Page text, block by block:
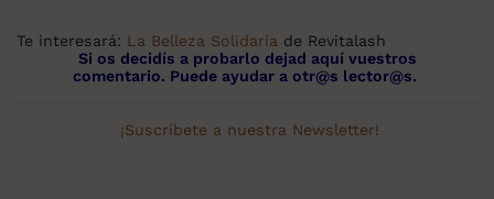
Te interesará: La Belleza Solidaria de Revitalash
Si os decidís a probarlo dejad aquí vuestros
comentario. Puede ayudar a otr@s lector@s.
¡Suscríbete a nuestra Newsletter!